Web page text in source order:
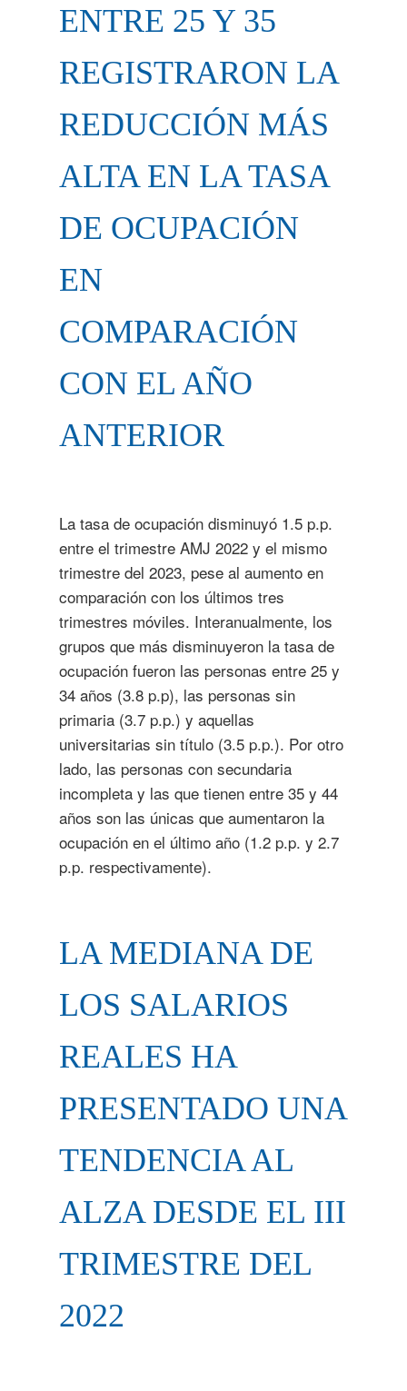
ENTRE 25 Y 35
REGISTRARON LA
REDUCCIÓN MÁS
ALTA EN LA TASA
DE OCUPACIÓN
EN
COMPARACIÓN
CON EL AÑO
ANTERIOR
La tasa de ocupación disminuyó 1.5 p.p.
entre el trimestre AMJ 2022 y el mismo
trimestre del 2023, pese al aumento en
comparación con los últimos tres
trimestres móviles. Interanualmente, los
grupos que más disminuyeron la tasa de
ocupación fueron las personas entre 25 y
34 años (3.8 p.p), las personas sin
primaria (3.7 p.p.) y aquellas
universitarias sin título (3.5 p.p.). Por otro
lado, las personas con secundaria
incompleta y las que tienen entre 35 y 44
años son las únicas que aumentaron la
ocupación en el último año (1.2 p.p. y 2.7
p.p. respectivamente).
LA MEDIANA DE
LOS SALARIOS
REALES HA
PRESENTADO UNA
TENDENCIA AL
ALZA DESDE EL III
TRIMESTRE DEL
2022